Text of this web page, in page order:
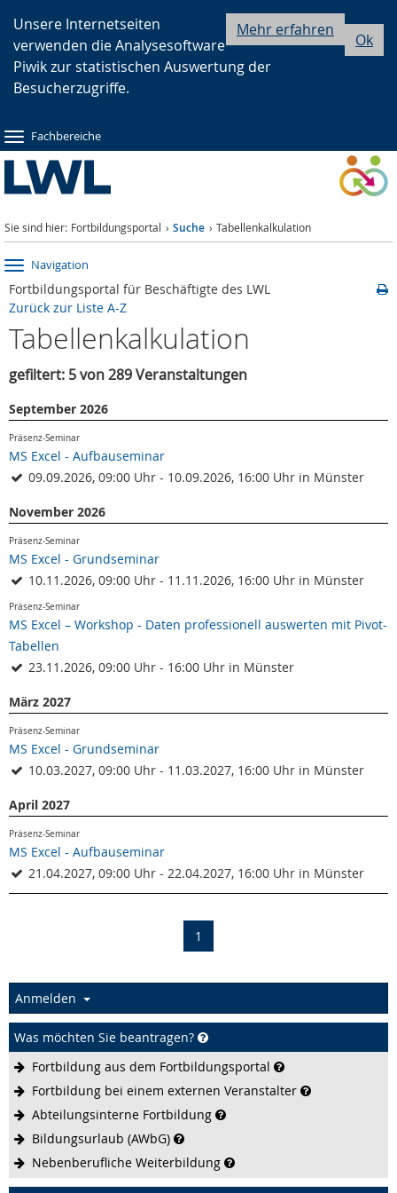
Hauptnavigation
Seitennavigation
Inhalt
Ok
Mehr erfahren
Unsere Internetseiten
verwenden die Analysesoftware
Piwik zur statistischen Auswertung der
Besucherzugriffe.
Fachbereiche
Sie sind hier: Fortbildungsportal Suche Tabellenkalkulation
Navigation
Fortbildungsportal für Beschäftigte des LWL
Zurück zur Liste A-Z
Tabellenkalkulation
gefiltert: 5 von 289 Veranstaltungen
September 2026
Präsenz-Seminar
MS Excel - Aufbauseminar
09.09.2026, 09:00 Uhr - 10.09.2026, 16:00 Uhr in Münster
November 2026
Präsenz-Seminar
MS Excel - Grundseminar
10.11.2026, 09:00 Uhr - 11.11.2026, 16:00 Uhr in Münster
Präsenz-Seminar
MS Excel – Workshop - Daten professionell auswerten mit Pivot-
Tabellen
23.11.2026, 09:00 Uhr - 16:00 Uhr in Münster
März 2027
Präsenz-Seminar
MS Excel - Grundseminar
10.03.2027, 09:00 Uhr - 11.03.2027, 16:00 Uhr in Münster
April 2027
Präsenz-Seminar
MS Excel - Aufbauseminar
21.04.2027, 09:00 Uhr - 22.04.2027, 16:00 Uhr in Münster
1
Anmelden
Was möchten Sie beantragen?
Fortbildung aus dem Fortbildungsportal
Fortbildung bei einem externen Veranstalter
Abteilungsinterne Fortbildung
Bildungsurlaub (AWbG)
Nebenberufliche Weiterbildung